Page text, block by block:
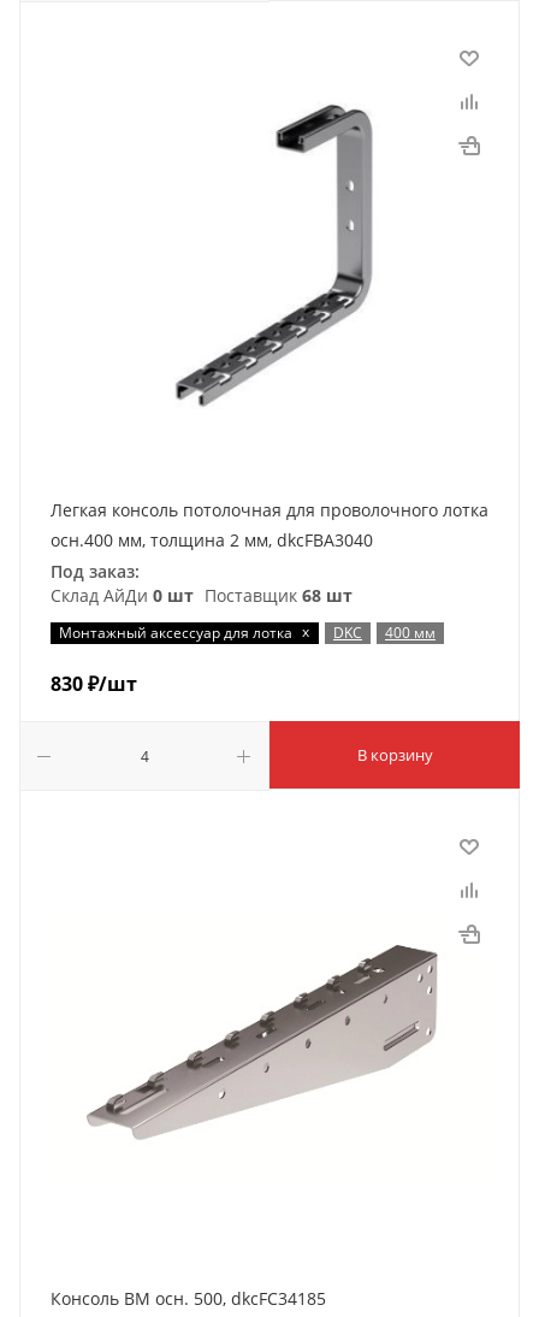
Легкая консоль потолочная для проволочного лотка
осн.400 мм, толщина 2 мм, dkcFBA3040
Под заказ:
Склад АйДи 0 шт Поставщик 68 шт
Монтажный аксессуар для лотка x DKC 400 мм
830₽/шт
В корзину
Консоль BM осн. 500, dkcFC34185